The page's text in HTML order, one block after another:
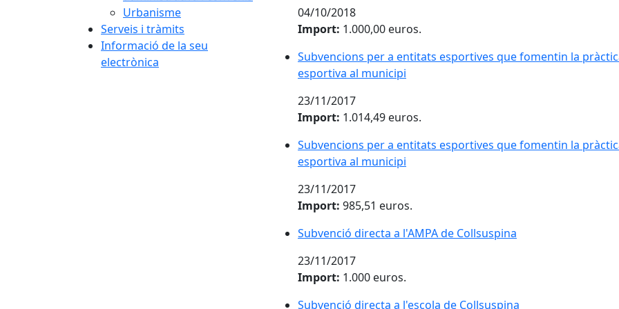
Urbanisme
Serveis i tràmits
Informació de la seu
electrònica
04/10/2018
Import: 1.000,00 euros.
Subvencions per a entitats esportives que fomentin la
esportiva al municipi
23/11/2017
Import: 1.014,49 euros.
Subvencions per a entitats esportives que fomentin la
esportiva al municipi
23/11/2017
Import: 985,51 euros.
Subvenció directa a l'AMPA de Collsuspina
23/11/2017
Import: 1.000 euros.
Subvenció directa a l'escola de Collsuspina